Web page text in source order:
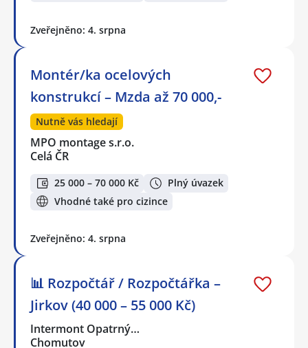
Zveřejněno: 4. srpna
Montér/ka ocelových
konstrukcí – Mzda až 70 000,-
Nutně vás hledají
MPO montage s.r.o.
Celá ČR
25 000 – 70 000 Kč
Plný úvazek
Vhodné také pro cizince
Zveřejněno: 4. srpna
📊 Rozpočtář / Rozpočtářka –
Jirkov (40 000 – 55 000 Kč)
Intermont Opatrný…
Chomutov